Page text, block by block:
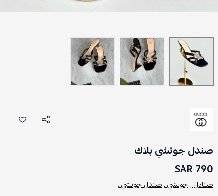
صندل جوتشي بلاك
790 SAR
صنادل ,جوتشي ,صندل جوتشي ,